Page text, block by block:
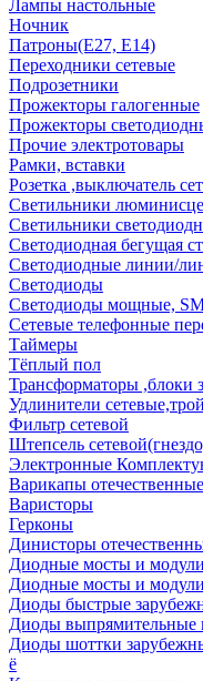
Лампы настольные
Ночник
Патроны(Е27, Е14)
Переходники сетевые
Подрозетники
Прожекторы галогенные
Прожекторы
Прочие электротовары
Рамки, вставки
Розетка ,выключатель
Светильники
Светильники
Светодиодная бегущая
Светодиодные линии/
Светодиоды
Светодиоды мощные,
Сетевые телефонные
Таймеры
Тёплый пол
Трансформаторы ,блоки
Удлинители
Фильтр сетевой
Штепсель
Электронные
Варикапы отечественные
Варисторы
Герконы
Динисторы
Диодные мосты и
Диодные мосты и
Диоды быстрые
Диоды выпрямительные
Диоды шоттки
ё